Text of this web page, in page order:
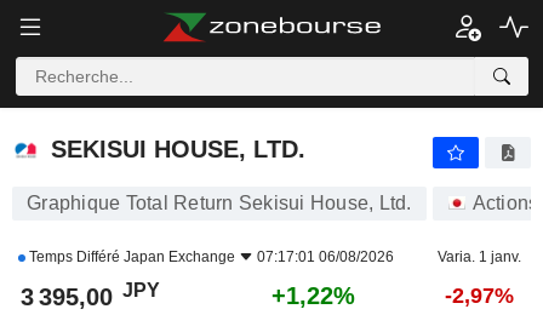
SEKISUI HOUSE, LTD.
SEKISUI HOUSE, LTD.
Graphique Total Return Sekisui House, Ltd. Actions
Temps Différé Japan Exchange 07:17:01 06/08/2026 Varia. 1 janv.
3 395,00 JPY +1,22% -2,97%